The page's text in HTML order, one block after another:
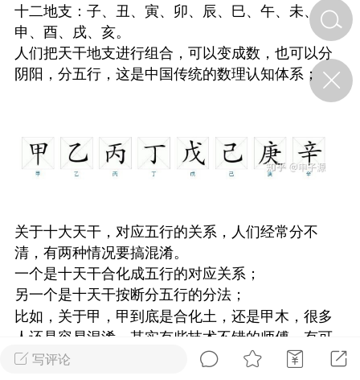
·特急预警】关
节返乡期间“闪
如何购买【理肺清瘟膏】
【养正护络膏】？
容平，顺时收
时精气
谷气行、营卫通：内经视角
下的脾胃调养要义
写评论
十二地支：子、丑、寅、卯、辰、巳、午、未、
申、酉、戌、亥。
人们把天干地支进行组合，可以变成数，也可以分
阴阳，分五行，这是中国传统的数理认知体系；
关于十大天干，对应五行的关系，人们经常分不
清，有两种情况要搞混淆。
一个是十天干合化成五行的对应关系；
另一个是十天干按断分五行的分法；
比如，关于甲，甲到底是合化土，还是甲木，很多
人还是容易混淆，其实有些技术不错的师傅，有可
能也是记公式，记得应用的情景，至于到底是怎么